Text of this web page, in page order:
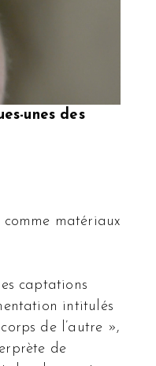
unes des
comme matériaux
captations
intitulés
de l’autre »,
de